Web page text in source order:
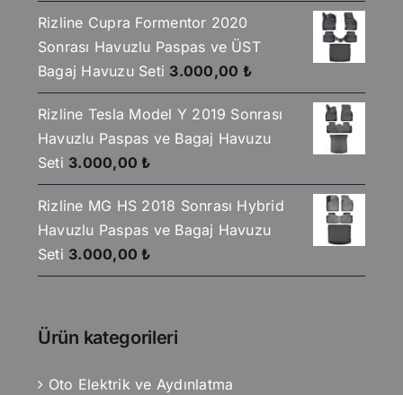
Rizline Cupra Formentor 2020
Sonrası Havuzlu Paspas ve ÜST
Bagaj Havuzu Seti 3.000,00 ₺
Rizline Tesla Model Y 2019 Sonrası
Havuzlu Paspas ve Bagaj Havuzu
Seti 3.000,00 ₺
Rizline MG HS 2018 Sonrası Hybrid
Havuzlu Paspas ve Bagaj Havuzu
Seti 3.000,00 ₺
Ürün kategorileri
Oto Elektrik ve Aydınlatma